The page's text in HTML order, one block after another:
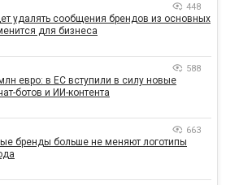
448
удалять сообщения брендов из основных
для бизнеса
588
евро: в ЕС вступили в силу новые
ботов и ИИ-контента
663
бренды больше не меняют логотипы